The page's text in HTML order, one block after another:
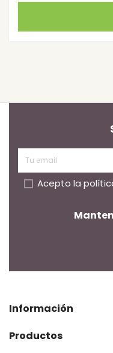
Acepto la
Información
Productos